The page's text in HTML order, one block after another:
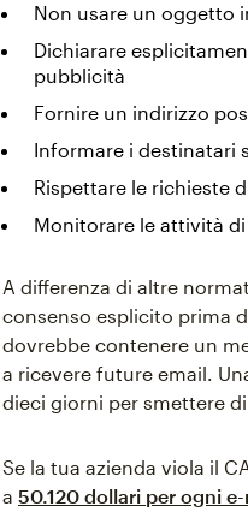
Non usare un oggetto
Dichiarare
pubblicità
Fornire un indirizzo
Informare i destinatari
Rispettare le richieste
Monitorare le attività
A differenza di altre
consenso esplicito prima
dovrebbe contenere un
a ricevere future email.
dieci giorni per smettere
Se la tua azienda viola il
a 50.120 dollari per ogni